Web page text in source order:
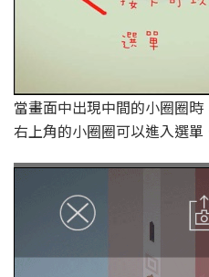
當畫面中出現中間的小圈圈
右上角的小圈圈可以進入選單